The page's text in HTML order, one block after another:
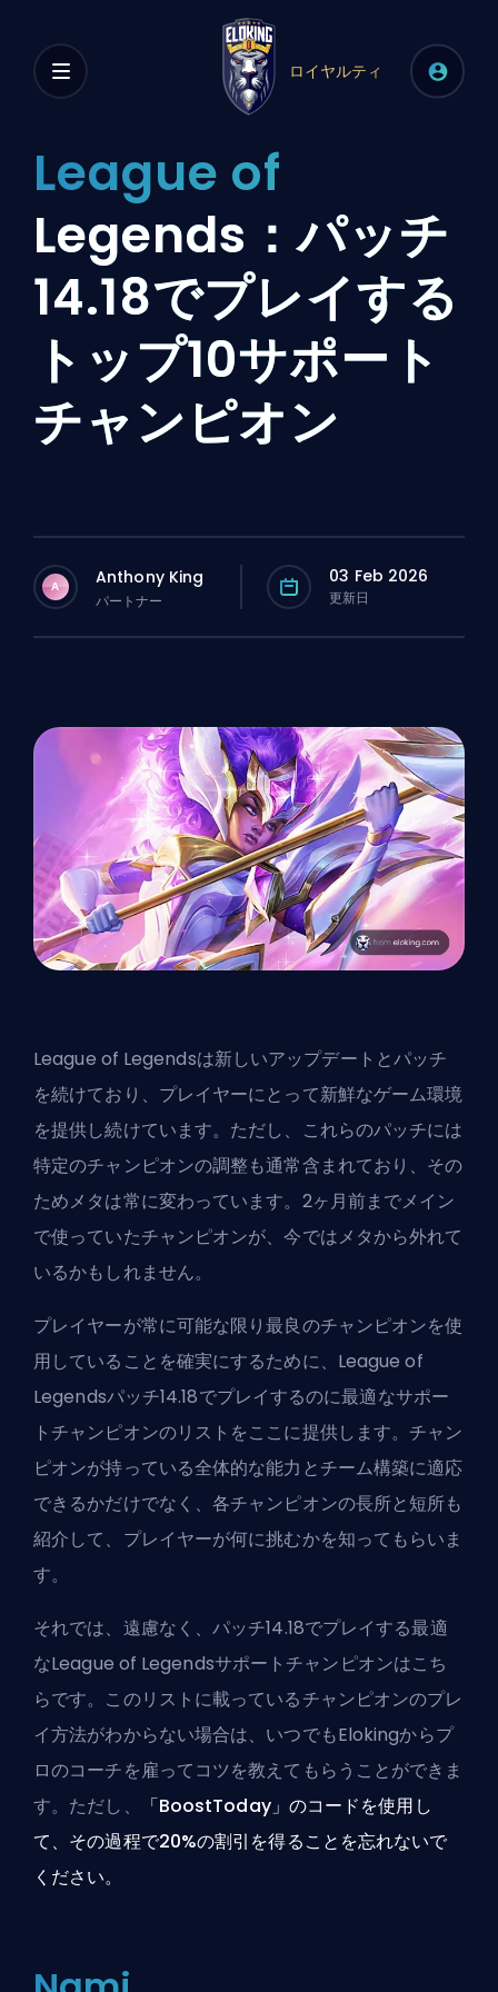
ロイヤルティ
League of
Legends：パッチ
14.18でプレイする
トップ10サポート
チャンピオン
A Anthony King
パートナー
03 Feb 2026
更新日
League of Legendsは新しいアップデートとパッチ
を続けており、プレイヤーにとって新鮮なゲーム環境
を提供し続けています。ただし、これらのパッチには
特定のチャンピオンの調整も通常含まれており、その
ためメタは常に変わっています。2ヶ月前までメイン
で使っていたチャンピオンが、今ではメタから外れて
いるかもしれません。
プレイヤーが常に可能な限り最良のチャンピオンを使
用していることを確実にするために、League of
Legendsパッチ14.18でプレイするのに最適なサポー
トチャンピオンのリストをここに提供します。チャン
ピオンが持っている全体的な能力とチーム構築に適応
できるかだけでなく、各チャンピオンの長所と短所も
紹介して、プレイヤーが何に挑むかを知ってもらいま
す。
それでは、遠慮なく、パッチ14.18でプレイする最適
なLeague of Legendsサポートチャンピオンはこち
らです。このリストに載っているチャンピオンのプレ
イ方法がわからない場合は、いつでもElokingからプ
ロのコーチを雇ってコツを教えてもらうことができま
す。ただし、
「BoostToday」のコードを使用し
て、その過程で20%の割引を得ることを忘れないで
ください。